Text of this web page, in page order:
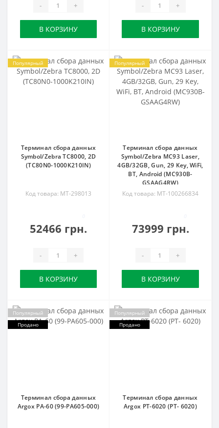
- +
В КОРЗИНУ
- +
В КОРЗИНУ
Популярный
Терминал сбора данных
Symbol/Zebra TC8000, 2D
(TC80N0-1000K210IN)
Код товара: MT-298013
52466 грн.
- +
В КОРЗИНУ
Популярный
Терминал сбора данных
Symbol/Zebra МС93 Laser,
4GB/32GB, Gun, 29 Key, WiFi,
BT, Android (MC930B-
GSAAG4RW)
Код товара: MT-100266834
73999 грн.
- +
В КОРЗИНУ
Популярный
Продано
Терминал сбора данных
Argox PA-60 (99-PA605-000)
Популярный
Продано
Терминал сбора данных
Argox PT-6020 (PT- 6020)